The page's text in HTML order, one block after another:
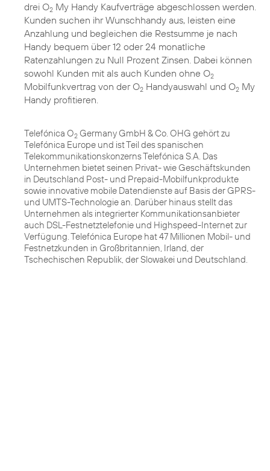
drei O2 My Handy Kaufverträge abgeschlossen werden.
Kunden suchen ihr Wunschhandy aus, leisten eine
Anzahlung und begleichen die Restsumme je nach
Handy bequem über 12 oder 24 monatliche
Ratenzahlungen zu Null Prozent Zinsen. Dabei können
sowohl Kunden mit als auch Kunden ohne O2
Mobilfunkvertrag von der O2 Handyauswahl und O2 My
Handy profitieren.
Telefónica O2 Germany GmbH & Co. OHG gehört zu
Telefónica Europe und ist Teil des spanischen
Telekommunikationskonzerns Telefónica S.A. Das
Unternehmen bietet seinen Privat- wie Geschäftskunden
in Deutschland Post- und Prepaid-Mobilfunkprodukte
sowie innovative mobile Datendienste auf Basis der GPRS-
und UMTS-Technologie an. Darüber hinaus stellt das
Unternehmen als integrierter Kommunikationsanbieter
auch DSL-Festnetztelefonie und Highspeed-Internet zur
Verfügung. Telefónica Europe hat 47 Millionen Mobil- und
Festnetzkunden in Großbritannien, Irland, der
Tschechischen Republik, der Slowakei und Deutschland.